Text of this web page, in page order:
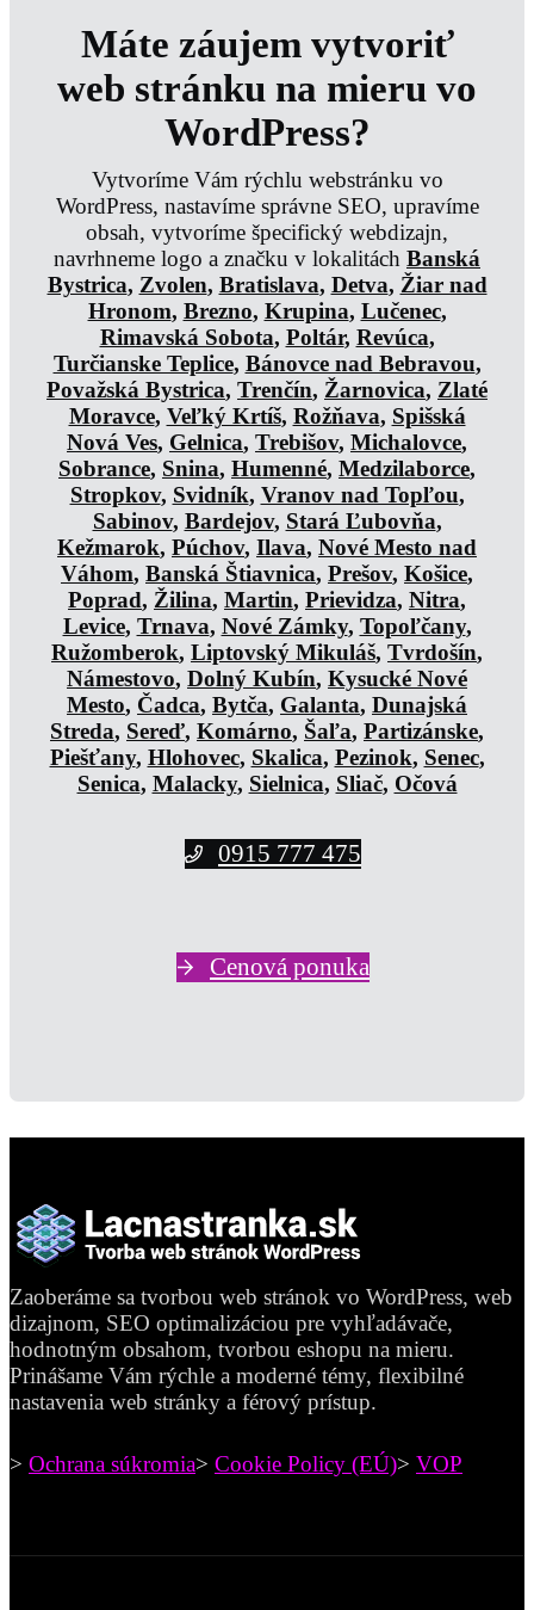
Máte záujem vytvoriť
web stránku na mieru vo
WordPress?
Vytvoríme Vám rýchlu webstránku vo
WordPress, nastavíme správne SEO, upravíme
obsah, vytvoríme špecifický webdizajn,
navrhneme logo a značku v lokalitách Banská
Bystrica, Zvolen, Bratislava, Detva, Žiar nad
Hronom, Brezno, Krupina, Lučenec,
Rimavská Sobota, Poltár, Revúca,
Turčianske Teplice, Bánovce nad Bebravou,
Považská Bystrica, Trenčín, Žarnovica, Zlaté
Moravce, Veľký Krtíš, Rožňava, Spišská
Nová Ves, Gelnica, Trebišov, Michalovce,
Sobrance, Snina, Humenné, Medzilaborce,
Stropkov, Svidník, Vranov nad Topľou,
Sabinov, Bardejov, Stará Ľubovňa,
Kežmarok, Púchov, Ilava, Nové Mesto nad
Váhom, Banská Štiavnica, Prešov, Košice,
Poprad, Žilina, Martin, Prievidza, Nitra,
Levice, Trnava, Nové Zámky, Topoľčany,
Ružomberok, Liptovský Mikuláš, Tvrdošín,
Námestovo, Dolný Kubín, Kysucké Nové
Mesto, Čadca, Bytča, Galanta, Dunajská
Streda, Sereď, Komárno, Šaľa, Partizánske,
Piešťany, Hlohovec, Skalica, Pezinok, Senec,
Senica, Malacky, Sielnica, Sliač, Očová
0915 777 475
Cenová ponuka
Zaoberáme sa tvorbou web stránok vo WordPress, web
dizajnom, SEO optimalizáciou pre vyhľadávače,
hodnotným obsahom, tvorbou eshopu na mieru.
Prinášame Vám rýchle a moderné témy, flexibilné
nastavenia web stránky a férový prístup.
> Ochrana súkromia> Cookie Policy (EÚ)> VOP